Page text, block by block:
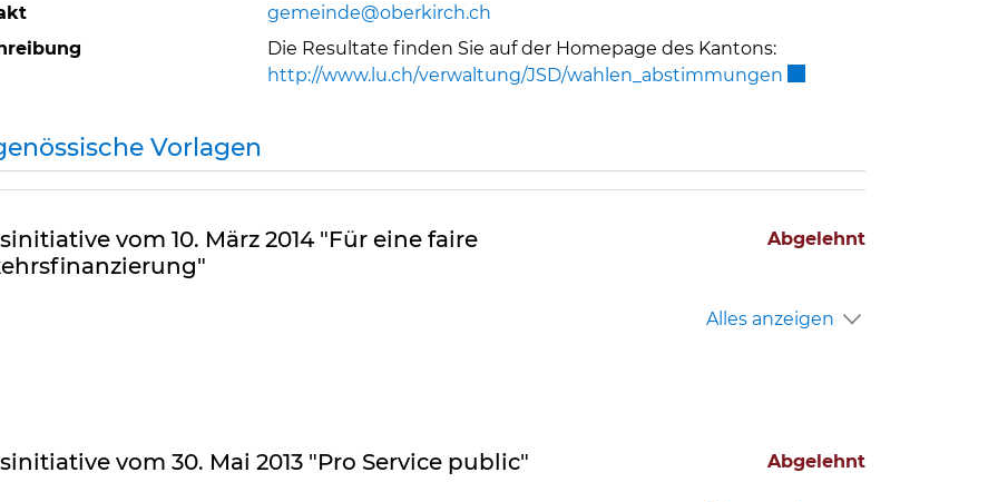
gemeinde@oberkirch.ch
Die Resultate finden Sie auf der Homepage des Kantons:
http://www.lu.ch/verwaltung/JSD/wahlen_abstimmungenExterner Link wird in
Vorlagen
vom 10. März 2014 "Für eine faire
Abgelehnt
Alles anzeigen
vom 30. Mai 2013 "Pro Service public" Abgelehnt